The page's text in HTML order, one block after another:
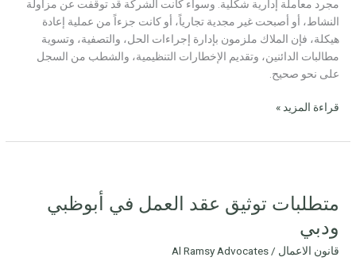
مجرد معاملة إدارية شكلية. وسواء كانت الشركة قد توقفت عن مزاولة
النشاط، أو أصبحت غير مجدية تجارياً، أو كانت جزءاً من عملية إعادة
هيكلة، فإن الملاك ملزمون بإدارة إجراءات الحل، والتصفية، وتسوية
مطالبات الدائنين، وتقديم الإخطارات التنظيمية، والشطب من السجل
على نحو صحيح.
القانونية
قراءة المزيد »
متطلبات توثيق عقد العمل في أبوظبي
ودبي
قانون الاعمال /
Al Ramsy Advocates
عقد
في
أبوظبي